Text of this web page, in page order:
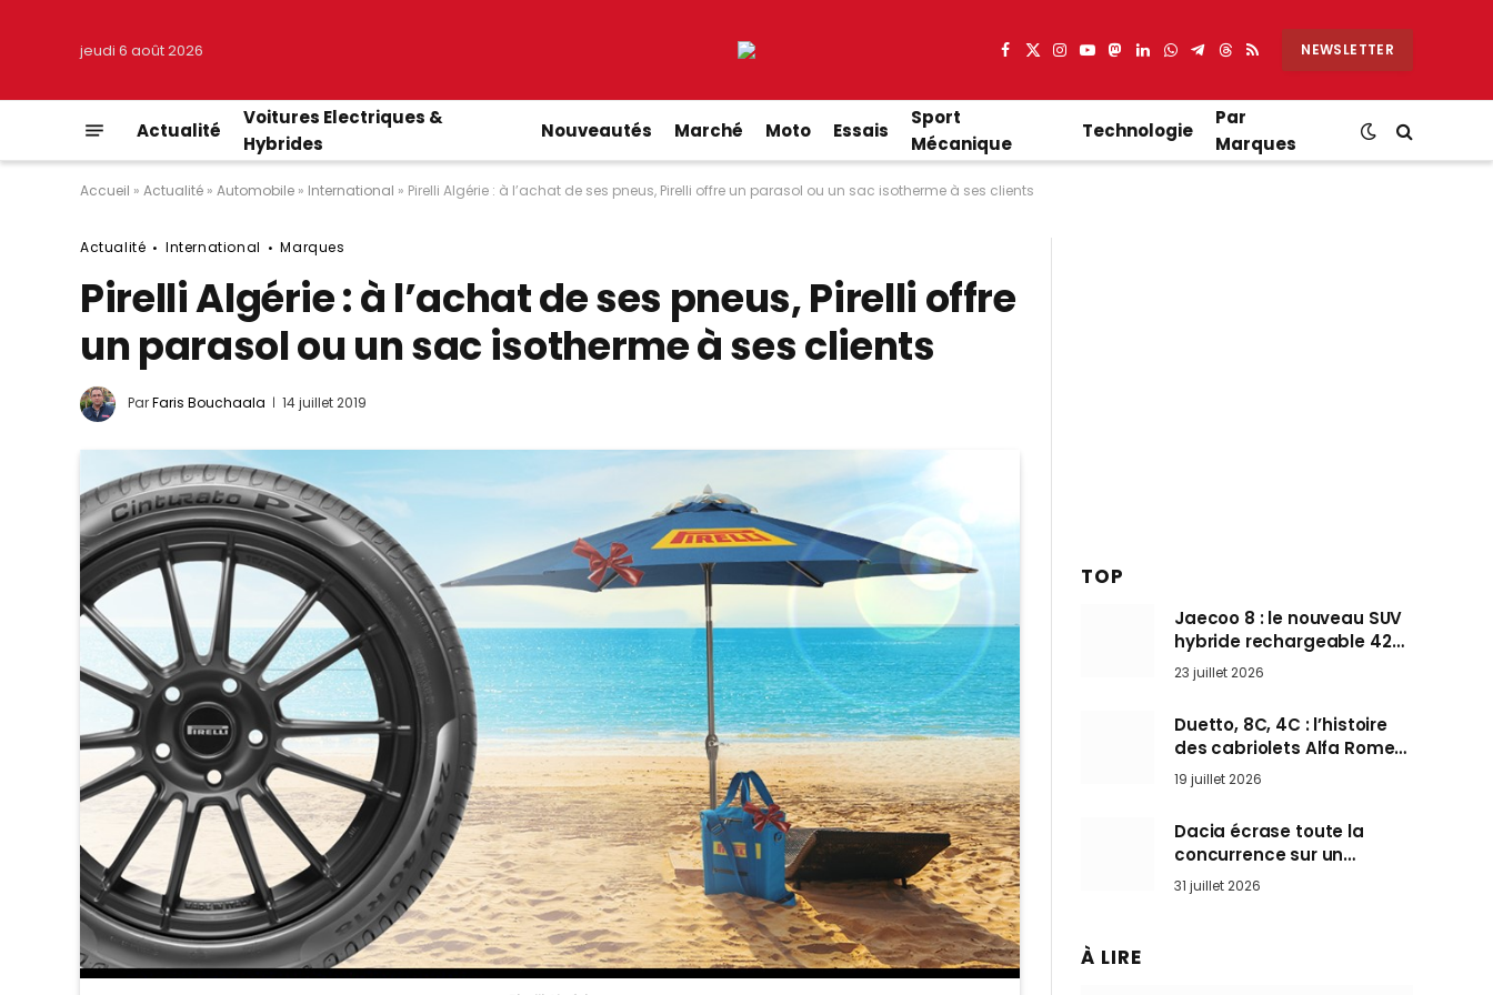
jeudi 6 août 2026 Facebook
X
Instagram
YouTube
Mastodon
LinkedIn
WhatsApp
Partager
Telegram
Threads
RSS NEWSLETTER
Actualité
Voitures Electriques &
Hybrides
Nouveautés Marché Moto Essais
Sport
Mécanique
Technologie
Par
Marques
Accueil » Actualité » Automobile » International » Pirelli Algérie : à l’achat de ses pneus, Pirelli offre un parasol ou un sac isotherme à ses clients
Actualité International Marques
Pirelli Algérie : à l’achat de ses pneus, Pirelli offre
un parasol ou un sac isotherme à ses clients
ParFaris Bouchaala 14 juillet 2019
TOP
Jaecoo 8 : le nouveau SUV
hybride rechargeable 428
ch qui vise l’Audi Q7 arrive
en Europe cet automne
23 juillet 2026
Duetto, 8C, 4C : l’histoire
des cabriolets Alfa Romeo,
ces Spider qui ont défini
l’art de rouler cheveux au
vent
19 juillet 2026
Dacia écrase toute la
concurrence sur un
marché où personne ne
l’attendait
31 juillet 2026
À LIRE